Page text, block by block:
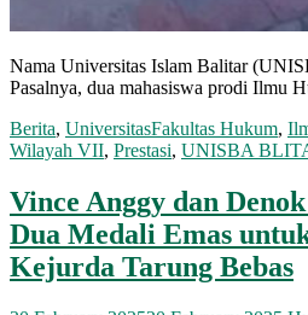
Nama Universitas Islam Balitar
Pasalnya, dua mahasiswa prodi Ilmu
Berita, UniversitasFakultas Hukum,
Wilayah VII, Prestasi, UNISBA
Vince Anggy dan
Dua Medali Emas
Kejurda Tarung Bebas